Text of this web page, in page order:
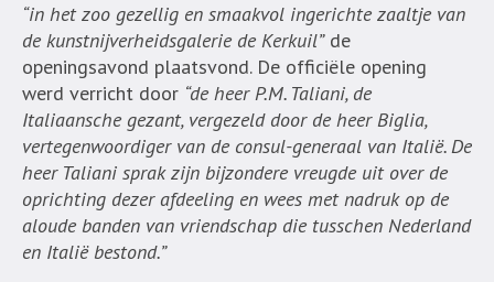
“in het zoo gezellig en smaakvol ingerichte zaaltje van
de kunstnijverheidsgalerie de Kerkuil”de
openingsavond plaatsvond. De officiële opening
werd verricht door “de heer P.M. Taliani, de
Italiaansche gezant, vergezeld door de heer Biglia,
vertegenwoordiger van de consul-generaal van Italië. De
heer Taliani sprak zijn bijzondere vreugde uit over de
oprichting dezer afdeeling en wees met nadruk op de
aloude banden van vriendschap die tusschen Nederland
en Italië bestond.”